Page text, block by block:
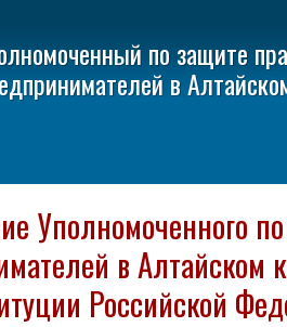
по защите
в
Уполномоченного
в Алтайском
Российской